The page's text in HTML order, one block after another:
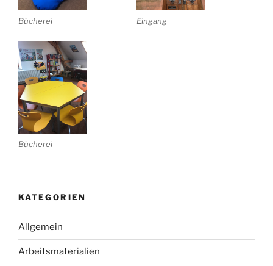
Bücherei Eingang
Bücherei
KATEGORIEN
Allgemein
Arbeitsmaterialien